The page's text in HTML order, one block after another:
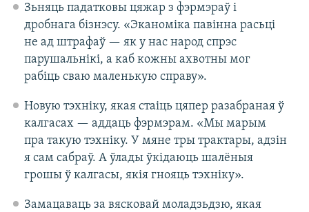
Зьняць падатковы цяжар з фэрмэраў і
дробнага бізнэсу. «Эканоміка павінна расьці
не ад штрафаў — як у нас народ спрэс
парушальнікі, а каб кожны ахвотны мог
рабіць сваю маленькую справу».
Новую тэхніку, якая стаіць цяпер разабраная ў
калгасах — аддаць фэрмэрам. «Мы марым
пра такую тэхніку. У мяне тры трактары, адзін
я сам сабраў. А ўлады ўкідаюць шалёныя
грошы ў калгасы, якія гнояць тэхніку».
Замацаваць за вясковай моладзьдзю, якая